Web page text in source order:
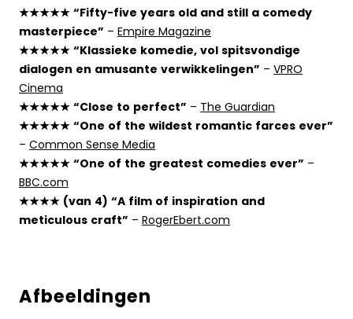
★★★★★ “Fifty-five years old and still a comedy
masterpiece” – Empire Magazine
★★★★★ “Klassieke komedie, vol spitsvondige
dialogen en amusante verwikkelingen” – VPRO
Cinema
★★★★★ “Close to perfect” – The Guardian
★★★★★ “One of the wildest romantic farces ever”
– Common Sense Media
★★★★★ “One of the greatest comedies ever” –
BBC.com
★★★★ (van 4) “A film of inspiration and
meticulous craft” – RogerEbert.com
Afbeeldingen